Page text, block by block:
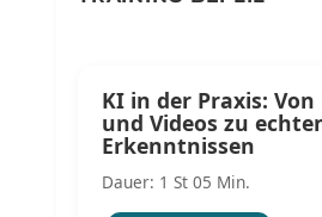
KI in der Praxis:
und Videos zu
Erkenntnissen
Dauer: 1 St 05 Min.